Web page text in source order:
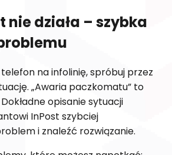
nie działa – szybka
na infolinię, spróbuj przez
„Awaria paczkomatu” to
opisanie sytuacji
InPost szybciej
i znaleźć rozwiązanie.